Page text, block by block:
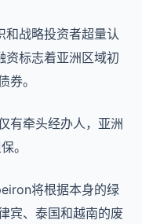
战略投资者超量认
标志着亚洲区域初
券。
有牵头经办人，亚洲
。
将根据本身的绿
宾、泰国和越南的废